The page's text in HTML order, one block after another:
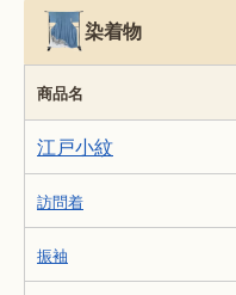
染着物
商品名
江戸小紋
訪問着
振袖